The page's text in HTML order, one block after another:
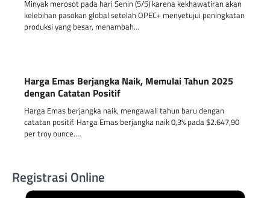
Minyak merosot pada hari Senin (5/5) karena kekhawatiran akan
kelebihan pasokan global setelah OPEC+ menyetujui peningkatan
produksi yang besar, menambah…
Harga Emas Berjangka Naik, Memulai Tahun 2025
dengan Catatan Positif
Harga Emas berjangka naik, mengawali tahun baru dengan
catatan positif. Harga Emas berjangka naik 0,3% pada $2.647,90
per troy ounce.…
Registrasi Online